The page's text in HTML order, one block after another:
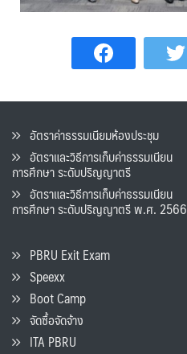
อัตราค่าธรรมเนียมห้องประชุม
อัตราและวิธีการเก็บค่าธรรมเนียน
การศึกษา ระดับปริญญาตรี
อัตราและวิธีการเก็บค่าธรรมเนียน
การศึกษา ระดับปริญญาตรี พ.ศ. 2566
PBRU Exit Exam
Speexx
Boot Camp
จัดซื้อจัดจ้าง
ITA PBRU